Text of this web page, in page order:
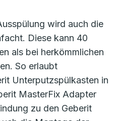
wird auch die
Diese kann 40
als bei herkömmlichen
So erlaubt
Unterputzspülkasten in
MasterFix Adapter
zu den Geberit